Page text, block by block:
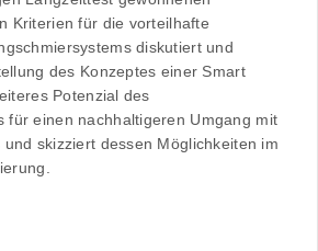
Kriterien für die vorteilhafte
diskutiert und
des Konzeptes einer Smart
Potenzial des
für einen nachhaltigeren Umgang mit
skizziert dessen Möglichkeiten im